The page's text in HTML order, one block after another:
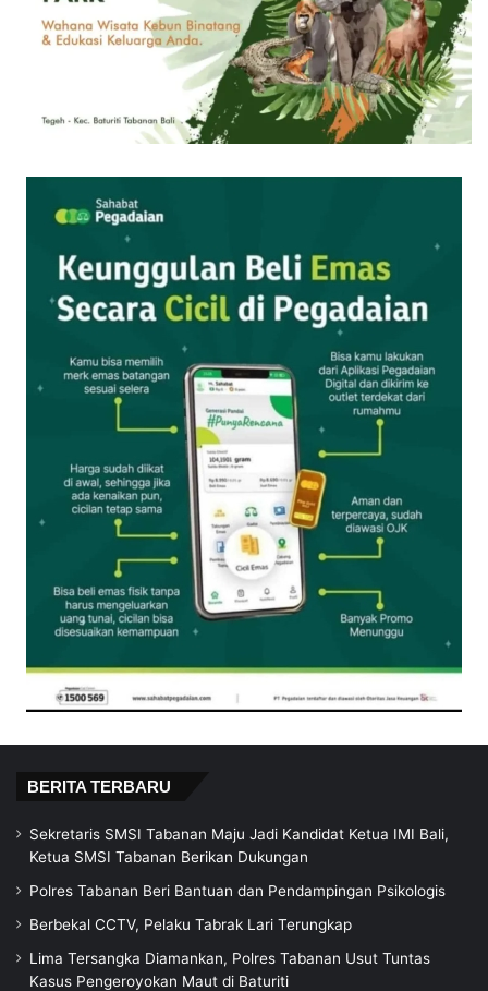
BERITA TERBARU
Sekretaris SMSI Tabanan Maju Jadi Kandidat Ketua IMI Bali,
Ketua SMSI Tabanan Berikan Dukungan
Polres Tabanan Beri Bantuan dan Pendampingan Psikologis
Berbekal CCTV, Pelaku Tabrak Lari Terungkap
Lima Tersangka Diamankan, Polres Tabanan Usut Tuntas
Kasus Pengeroyokan Maut di Baturiti